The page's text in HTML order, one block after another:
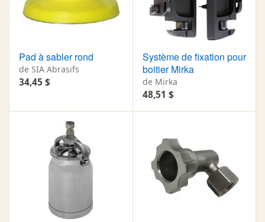
Pad à sabler rond
de SIA Abrasifs
34,45 $
Système de fixation pour
boitier Mirka
de Mirka
48,51 $